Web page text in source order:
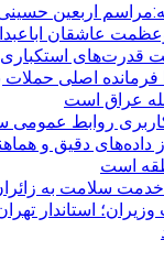
اربعین
عاشقان
قدرت‌های
فرمانده اصلی
عراق است
روابط عمومی
داده‌های دقیق و
است
استاندار